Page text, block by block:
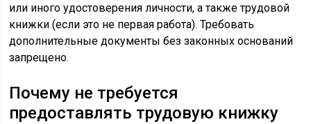
или иного удостоверения личности, а также трудовой
книжки (если это не первая работа). Требовать
дополнительные документы без законных оснований
запрещено.
Почему не требуется
предоставлять трудовую книжку